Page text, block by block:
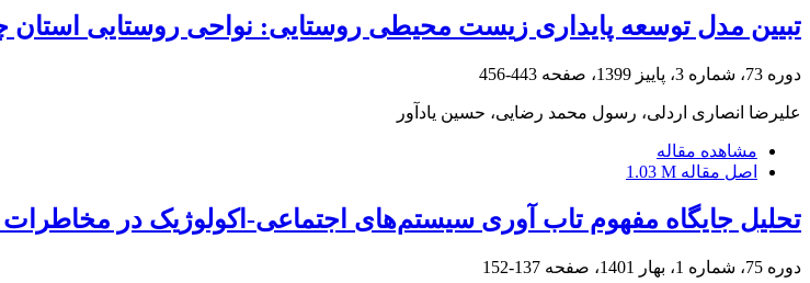
تبیین مدل توسعه پایداری زیست محیطی روستایی: نواحی روستایی استان
دوره 73، شماره 3، پاییز 1399، صفحه 443-456
علیرضا انصاری اردلی، رسول محمد رضایی، حسین یادآور
مشاهده مقاله
اصل مقاله 1.03 M
تحلیل جایگاه مفهوم تاب آوری سیستم‌های اجتماعی-اکولوژیک در
دوره 75، شماره 1، بهار 1401، صفحه 137-152